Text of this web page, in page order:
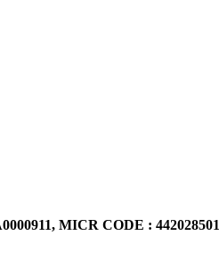
MICR CODE : 442028501